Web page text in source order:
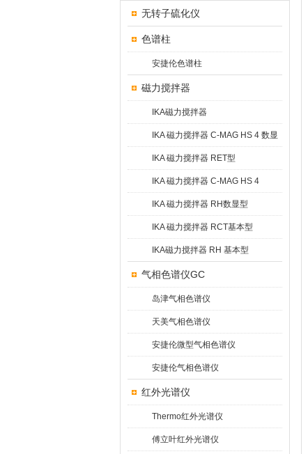
无转子硫化仪
色谱柱
安捷伦色谱柱
磁力搅拌器
IKA磁力搅拌器
IKA 磁力搅拌器 C-MAG HS 4 数显
型IKA 磁力搅拌器 RET型
IKA 磁力搅拌器 C-MAG HS 4
IKAMAG®
IKA 磁力搅拌器 RH数显型
IKA 磁力搅拌器 RCT基本型
IKA磁力搅拌器 RH 基本型
气相色谱仪GC
岛津气相色谱仪
天美气相色谱仪
安捷伦微型气相色谱仪
安捷伦气相色谱仪
红外光谱仪
Thermo红外光谱仪
傅立叶红外光谱仪